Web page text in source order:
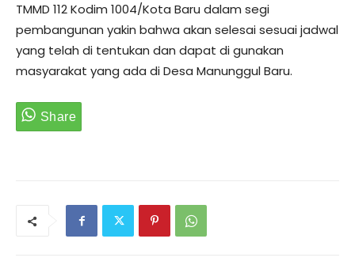
TMMD 112 Kodim 1004/Kota Baru dalam segi
pembangunan yakin bahwa akan selesai sesuai jadwal
yang telah di tentukan dan dapat di gunakan
masyarakat yang ada di Desa Manunggul Baru.